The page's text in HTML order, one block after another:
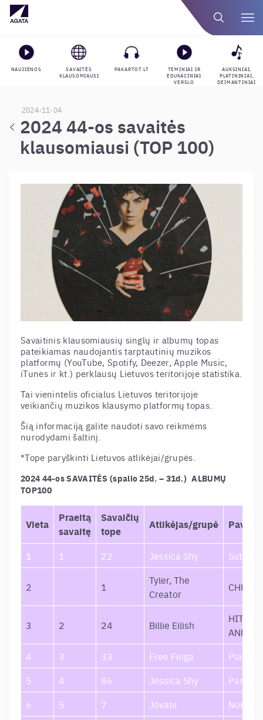
NAUJIENOS
SAVAITĖS
KLAUSOMIAUSI
PAKARTOT.LT
TEMINIAI IR
EDUKACINIAI
VERSLO
AUKSINIAI,
PLATININIAI,
DEIMANTINIAI
2024-11-04
2024 44-os savaitės
klausomiausi (TOP 100)
Savaitinis klausomiausių singlų ir albumų topas
pateikiamas naudojantis tarptautinių muzikos
platformų (YouTube, Spotify, Deezer, Apple Music,
iTunes ir kt.) perklausų Lietuvos teritorijoje statistika.
Tai vienintelis oficialus Lietuvos teritorijoje
veikiančių muzikos klausymo platformų topas.
Šią informaciją galite naudoti savo reikmėms
nurodydami šaltinį.
*Tope paryškinti Lietuvos atlikėjai/grupės.
2024 44-os SAVAITĖS (spalio 25d. – 31d.) –ALBUMŲ
TOP100
Vieta
Praeitą
savaitę
Savaičių
tope
Atlikėjas/grupė
1 1 22 Jessica Shy
2 1
Tyler, The
Creator
3 2 24 Billie Eilish
HIT ME
AND
4
3 33 Free Finga
Plastika
5
4 86 Jessica Shy
Pasaka
6
5 7 Jovani
Noriu